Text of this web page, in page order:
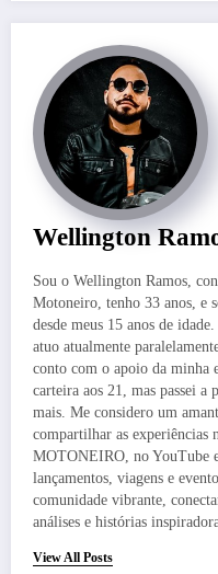
Wellington
Sou o Wellington Ramos,
Motoneiro, tenho 33 anos, e
desde meus 15 anos de
atuo atualmente
conto com o apoio da minha
carteira aos 21, mas passei a
mais. Me considero um
compartilhar as experiências
MOTONEIRO, no YouTube
lançamentos, viagens e
comunidade vibrante,
análises e histórias
View All Posts